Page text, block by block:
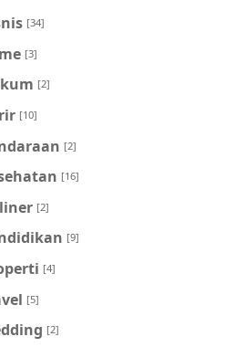
[34]
[3]
[2]
[10]
[2]
[16]
[2]
[9]
[4]
[5]
[2]